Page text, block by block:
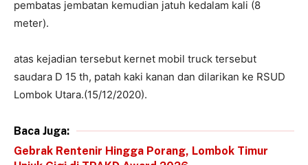
pembatas jembatan kemudian jatuh kedalam kali (8
meter).
atas kejadian tersebut kernet mobil truck tersebut
saudara D 15 th, patah kaki kanan dan dilarikan ke RSUD
Lombok Utara.(15/12/2020).
Baca Juga:
Gebrak Rentenir Hingga Porang, Lombok Timur